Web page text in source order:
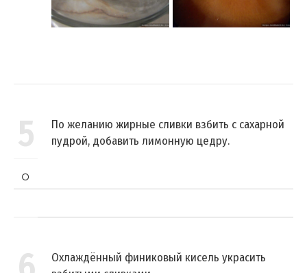
5
По желанию жирные сливки взбить с сахарной
пудрой, добавить лимонную цедру.
Охлаждённый финиковый кисель украсить